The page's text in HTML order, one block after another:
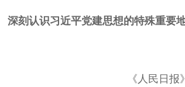
深刻认识习近平党建思想的特殊重要
《人民日